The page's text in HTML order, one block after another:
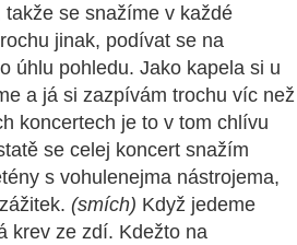
se snažíme v každé
jinak, podívat se na
úhlu pohledu. Jako kapela si u
a já si zazpívám trochu víc než
koncertech je to v tom chlívu
se celej koncert snažím
s vohulenejma nástrojema,
(smích) Když jedeme
krev ze zdí. Kdežto na